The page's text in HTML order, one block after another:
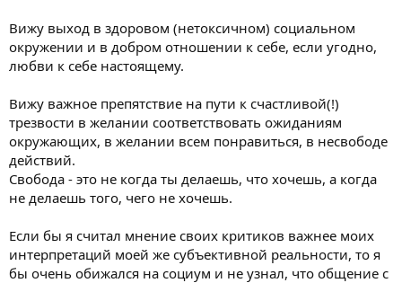
которые их не замечают или не хотят замечать. Возможно, кто-
то сможет увидеть отзеркаливание в чужих историях.
Завтра постараюсь написать о своей проблеме, которая не
Присоединяйтесь, уверен что много полезного сможем узнать
в процессе общения.
Вижу выход в здоровом (нетоксичном) социальном
окружении и в добром отношении к себе, если угодно,
любви к себе настоящему.
Вижу важное препятствие на пути к счастливой(!)
трезвости в желании соответствовать ожиданиям
окружающих, в желании всем понравиться, в несвободе
действий.
Свобода - это не когда ты делаешь, что хочешь, а когда
не делаешь того, чего не хочешь.
Если бы я считал мнение своих критиков важнее моих
интерпретаций моей же субъективной реальности, то я
бы очень обижался на социум и не узнал, что общение с